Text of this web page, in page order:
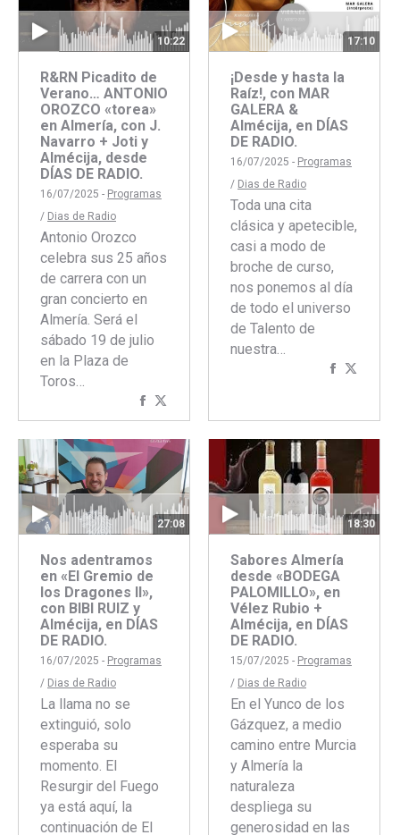
10:22
R&RN Picadito de
Verano… ANTONIO
OROZCO «torea»
en Almería, con J.
Navarro + Joti y
Almécija, desde
DÍAS DE RADIO.
16/07/2025 - Programas
/ Dias de Radio
Antonio Orozco
celebra sus 25 años
de carrera con un
gran concierto en
Almería. Será el
sábado 19 de julio
en la Plaza de
Toros…
Compartir
con
Facebook
con
Twitter
17:10
¡Desde y hasta la
Raíz!, con MAR
GALERA &
Almécija, en DÍAS
DE RADIO.
16/07/2025 - Programas
/ Dias de Radio
Toda una cita
clásica y apetecible,
casi a modo de
broche de curso,
nos ponemos al día
de todo el universo
de Talento de
nuestra…
Compartir
27:08
Nos adentramos
en «El Gremio de
los Dragones II»,
con BIBI RUIZ y
Almécija, en DÍAS
DE RADIO.
16/07/2025 - Programas
/ Dias de Radio
La llama no se
extinguió, solo
esperaba su
momento. El
Resurgir del Fuego
ya está aquí, la
continuación de El
18:30
Sabores Almería
desde «BODEGA
PALOMILLO», en
Vélez Rubio +
Almécija, en DÍAS
DE RADIO.
15/07/2025 - Programas
/ Dias de Radio
En el Yunco de los
Gázquez, a medio
camino entre Murcia
y Almería la
naturaleza
despliega su
generosidad en las